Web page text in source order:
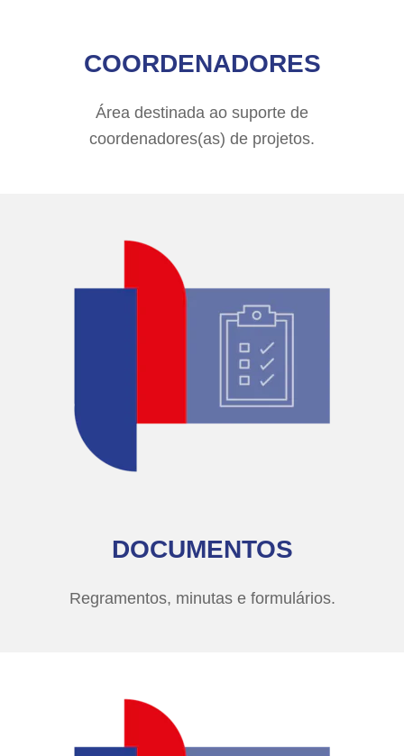
COORDENADORES
Área destinada ao suporte de
coordenadores(as) de projetos.
DOCUMENTOS
Regramentos, minutas e formulários.